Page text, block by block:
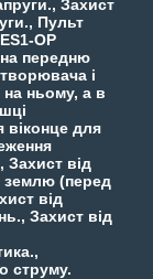
Захист
Пульт
OP
передню
і
ньому, а в
віконце для
Захист від
землю (перед
від
Захист від
струму.